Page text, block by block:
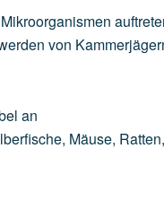
von
an
Mäuse, Ratten,